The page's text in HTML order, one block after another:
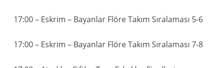
17:00 – Eskrim – Bayanlar Flöre Takım Sıralaması 5-6
17:00 – Eskrim – Bayanlar Flöre Takım Sıralaması 7-8